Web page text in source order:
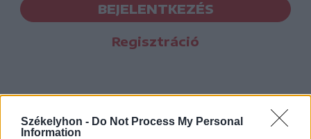
Székelyhon - Do Not Process My Personal
Information
BEJELENTKEZÉS
Regisztráció